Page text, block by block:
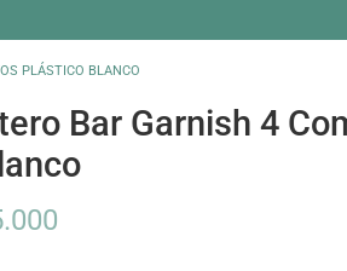
PLÁSTICO BLANCO
Bar Garnish 4